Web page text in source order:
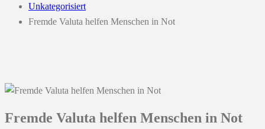
Unkategorisiert
Fremde Valuta helfen Menschen in Not
Fremde Valuta helfen Menschen in Not